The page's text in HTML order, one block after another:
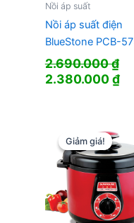
Nồi áp suất
Nồi áp suất điện
BlueStone PCB-
2.690.000₫
Giá
2.380.000₫Giá
Giảm giá!
Giảm giá!